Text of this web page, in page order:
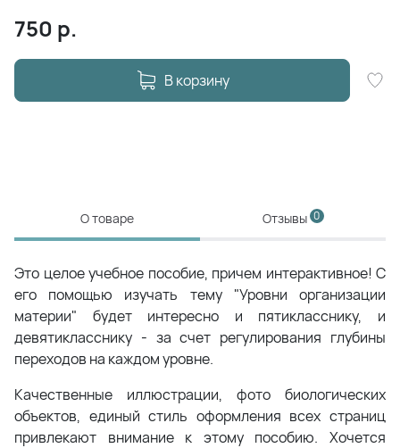
750 р.
В корзину
О товаре Отзывы 0
Это целое учебное пособие, причем интерактивное! С
его помощью изучать тему "Уровни организации
материи" будет интересно и пятикласснику, и
девятикласснику - за счет регулирования глубины
переходов на каждом уровне.
Качественные иллюстрации, фото биологических
объектов, единый стиль оформления всех страниц
привлекают внимание к этому пособию. Хочется